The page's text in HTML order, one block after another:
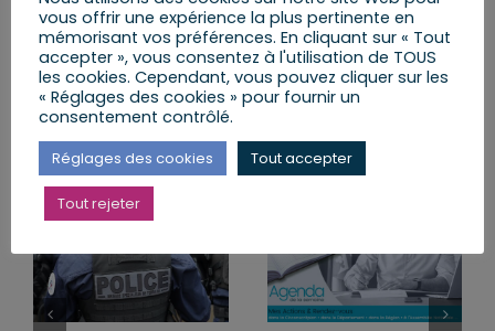
Facebook
X LinkedInEmail
Articles similaires
vous offrir une expérience la plus pertinente en
mémorisant vos préférences. En cliquant sur « Tout
accepter », vous consentez à l'utilisation de TOUS
les cookies. Cependant, vous pouvez cliquer sur les
« Réglages des cookies » pour fournir un
consentement contrôlé.
Réglages des cookies Tout accepter
Tout rejeter